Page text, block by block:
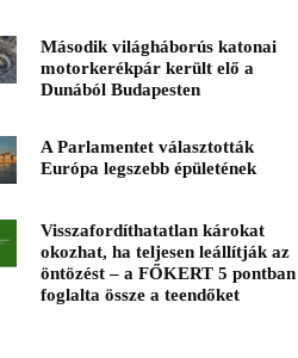
Második világháborús katonai
motorkerékpár került elő a
Dunából Budapesten
A Parlamentet választották
Európa legszebb épületének
Visszafordíthatatlan károkat
okozhat, ha teljesen leállítják az
öntözést – a FŐKERT 5 pontban
foglalta össze a teendőket